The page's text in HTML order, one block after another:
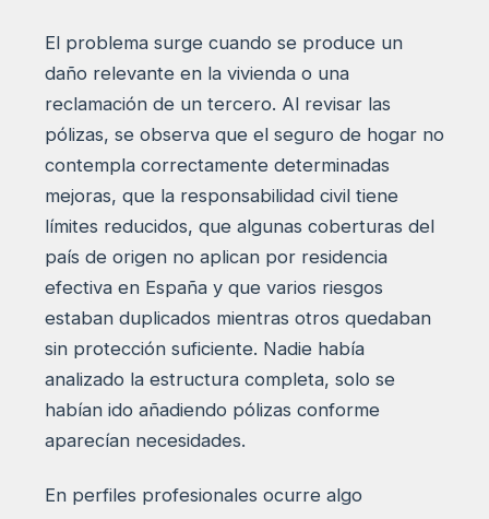
El problema surge cuando se produce un
daño relevante en la vivienda o una
reclamación de un tercero. Al revisar las
pólizas, se observa que el seguro de hogar no
contempla correctamente determinadas
mejoras, que la responsabilidad civil tiene
límites reducidos, que algunas coberturas del
país de origen no aplican por residencia
efectiva en España y que varios riesgos
estaban duplicados mientras otros quedaban
sin protección suficiente. Nadie había
analizado la estructura completa, solo se
habían ido añadiendo pólizas conforme
aparecían necesidades.
En perfiles profesionales ocurre algo